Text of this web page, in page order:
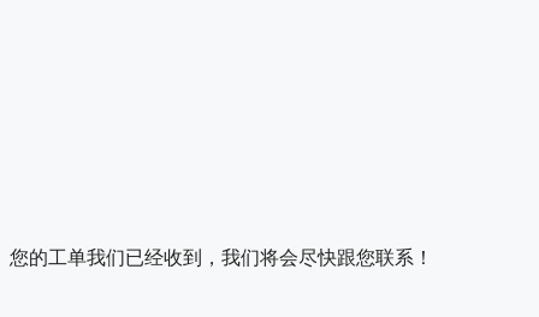
您的工单我们已经收到，我们将会尽快跟您联系！